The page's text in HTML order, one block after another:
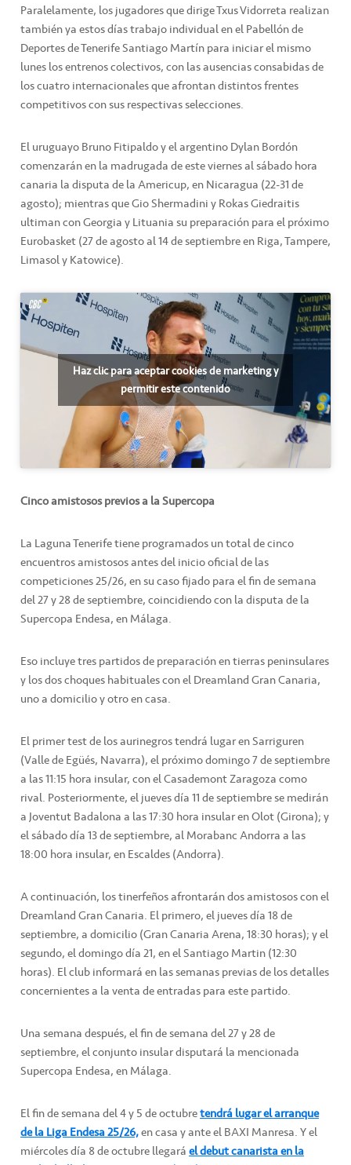
Paralelamente, los jugadores que dirige Txus Vidorreta realizan
también ya estos días trabajo individual en el Pabellón de
Deportes de Tenerife Santiago Martín para iniciar el mismo
lunes los entrenos colectivos, con las ausencias consabidas de
los cuatro internacionales que afrontan distintos frentes
competitivos con sus respectivas selecciones.
El uruguayo Bruno Fitipaldo y el argentino Dylan Bordón
comenzarán en la madrugada de este viernes al sábado hora
canaria la disputa de la Americup, en Nicaragua (22-31 de
agosto); mientras que Gio Shermadini y Rokas Giedraitis
ultiman con Georgia y Lituania su preparación para el próximo
Eurobasket (27 de agosto al 14 de septiembre en Riga, Tampere,
Limasol y Katowice).
Haz clic para aceptar cookies de marketing y
permitir este contenido
Cinco amistosos previos a la Supercopa
La Laguna Tenerife tiene programados un total de cinco
encuentros amistosos antes del inicio oficial de las
competiciones 25/26, en su caso fijado para el fin de semana
del 27 y 28 de septiembre, coincidiendo con la disputa de la
Supercopa Endesa, en Málaga.
Eso incluye tres partidos de preparación en tierras peninsulares
y los dos choques habituales con el Dreamland Gran Canaria,
uno a domicilio y otro en casa.
El primer test de los aurinegros tendrá lugar en Sarriguren
(Valle de Egüés, Navarra), el próximo domingo 7 de septiembre
a las 11:15 hora insular, con el Casademont Zaragoza como
rival. Posteriormente, el jueves día 11 de septiembre se medirán
a Joventut Badalona a las 17:30 hora insular en Olot (Girona); y
el sábado día 13 de septiembre, al Morabanc Andorra a las
18:00 hora insular, en Escaldes (Andorra).
A continuación, los tinerfeños afrontarán dos amistosos con el
Dreamland Gran Canaria. El primero, el jueves día 18 de
septiembre, a domicilio (Gran Canaria Arena, 18:30 horas); y el
segundo, el domingo día 21, en el Santiago Martin (12:30
horas). El club informará en las semanas previas de los detalles
concernientes a la venta de entradas para este partido.
Una semana después, el fin de semana del 27 y 28 de
septiembre, el conjunto insular disputará la mencionada
Supercopa Endesa, en Málaga.
El fin de semana del 4 y 5 de octubretendrálugar el arranque
de la Liga Endesa 25/26,en casa y ante el BAXI Manresa. Y el
miércoles día 8 de octubre llegaráel debut canarista en la